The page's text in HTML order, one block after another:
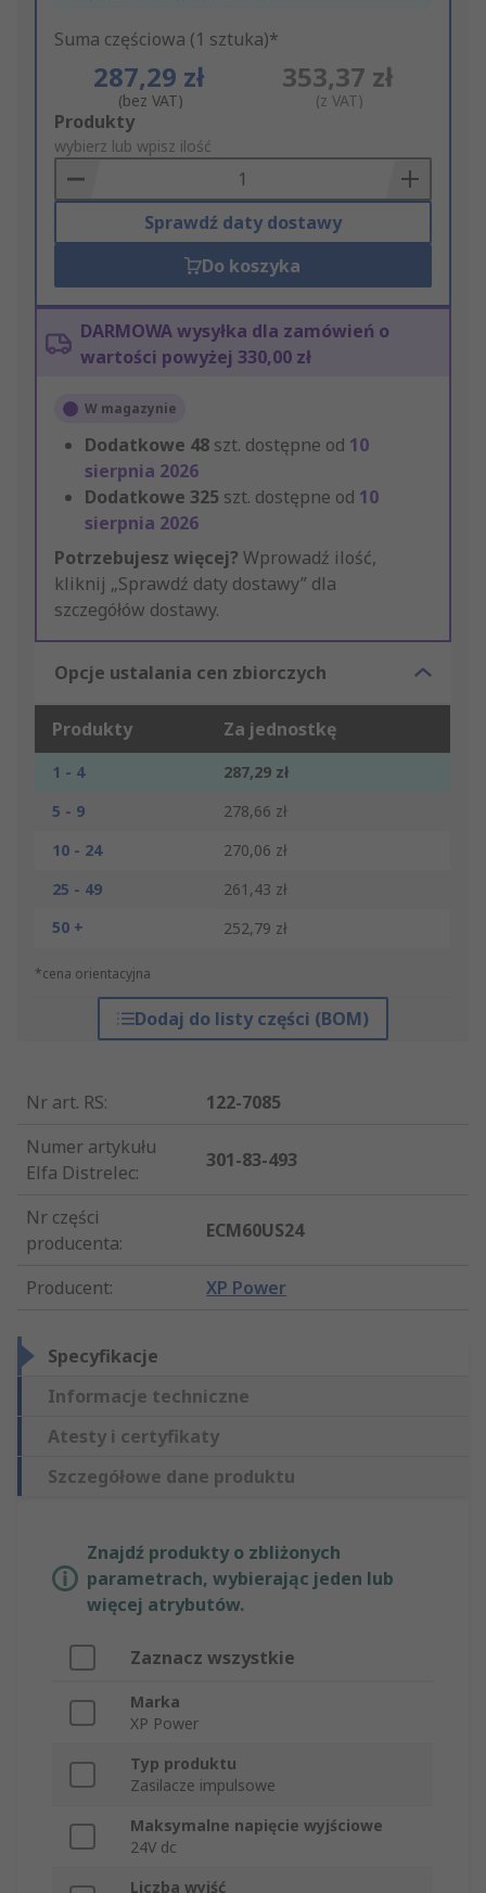
Suma częściowa (1 sztuka)*
287,29 zł
(bez VAT)
353,37 zł
(z VAT)
Add
to
Basket
Produkty
wybierz lub wpisz ilość
Sprawdź daty dostawy
Do koszyka
DARMOWA wysyłka dla zamówień o
wartości powyżej 330,00 zł
W magazynie
Dodatkowe 48 szt. dostępne od 10
sierpnia 2026
Dodatkowe 325 szt. dostępne od 10
sierpnia 2026
Potrzebujesz więcej? Wprowadź ilość,
kliknij „Sprawdź daty dostawy” dla
szczegółów dostawy.
Opcje ustalania cen zbiorczych
Produkty Za jednostkę
1 - 4
287,29 zł
5 - 9
278,66 zł
10 - 24
270,06 zł
25 - 49
261,43 zł
50 +
252,79 zł
*cena orientacyjna
Dodaj do listy części (BOM)
Nr art. RS:
122-7085
Numer artykułu
Elfa Distrelec:
301-83-493
Nr części
producenta:
ECM60US24
Producent: XP Power
Specyfikacje
Informacje techniczne
Atesty i certyfikaty
Szczegółowe dane produktu
Znajdź produkty o zbliżonych
parametrach, wybierając jeden lub
więcej atrybutów.
Zaznacz wszystkie
Marka
XP Power
Typ produktu
Zasilacze impulsowe
Maksymalne napięcie wyjściowe
24V dc
Liczba wyjść